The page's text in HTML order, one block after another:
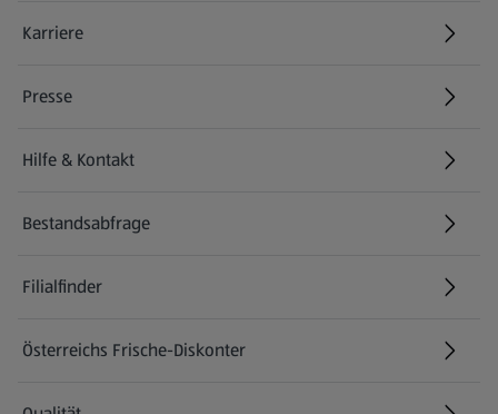
Karriere
(öffnet in einem neuen Tab)
Presse
Hilfe & Kontakt
(öffnet in einem neuen Tab)
Bestandsabfrage
(öffnet in einem neuen Tab)
Filialfinder
Österreichs Frische-Diskonter